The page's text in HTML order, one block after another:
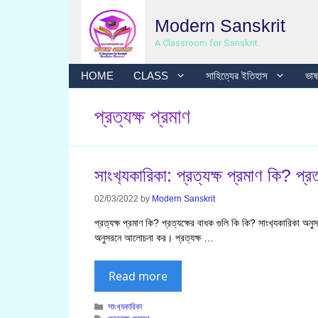
Modern Sanskrit
A Classroom for Sanskrit
HOME CLASS সাহিত্যের ইতিহাস
প্রত্যক্ষ প্রমাণ
সাংখ‍্যকারিকা: প্রত্যক্ষ প্রমাণ কি?
02/03/2022 by Modern Sanskrit
প্রত্যক্ষ প্রমাণ কি? প্রত্যক্ষের বাধক গুলি কি কি? সাংখ‍্যকারিকা
অনুসরনে আলোচনা কর। প্রত্যক্ষ …
Read more
Categories
সাংখ‍্যকারিকা